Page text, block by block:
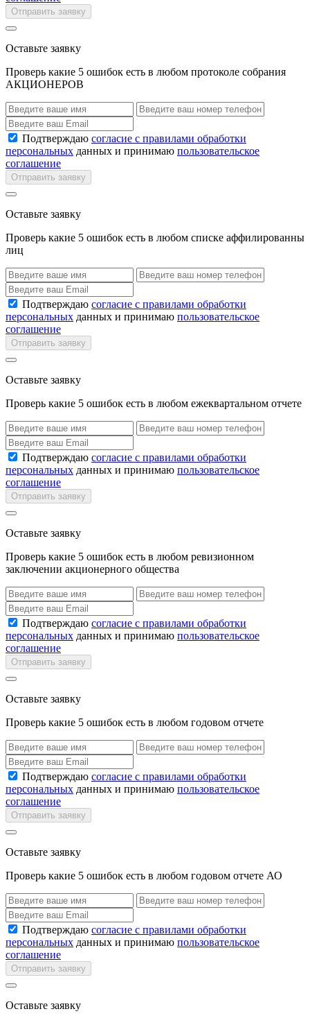
Отправить заявку
Оставьте заявку
Проверь какие 5 ошибок есть в любом протоколе собрания
АКЦИОНЕРОВ
Подтверждаю согласие с правилами обработки
персональных данных и принимаю пользовательское
соглашение
Отправить заявку
Оставьте заявку
Проверь какие 5 ошибок есть в любом списке аффилированны
лиц
Подтверждаю согласие с правилами обработки
персональных данных и принимаю пользовательское
соглашение
Отправить заявку
Оставьте заявку
Проверь какие 5 ошибок есть в любом ежеквартальном отчете
Подтверждаю согласие с правилами обработки
персональных данных и принимаю пользовательское
соглашение
Отправить заявку
Оставьте заявку
Проверь какие 5 ошибок есть в любом ревизионном
заключении акционерного общества
Подтверждаю согласие с правилами обработки
персональных данных и принимаю пользовательское
соглашение
Отправить заявку
Оставьте заявку
Проверь какие 5 ошибок есть в любом годовом отчете
Подтверждаю согласие с правилами обработки
персональных данных и принимаю пользовательское
соглашение
Отправить заявку
Оставьте заявку
Проверь какие 5 ошибок есть в любом годовом отчете АО
Подтверждаю согласие с правилами обработки
персональных данных и принимаю пользовательское
соглашение
Отправить заявку
Оставьте заявку